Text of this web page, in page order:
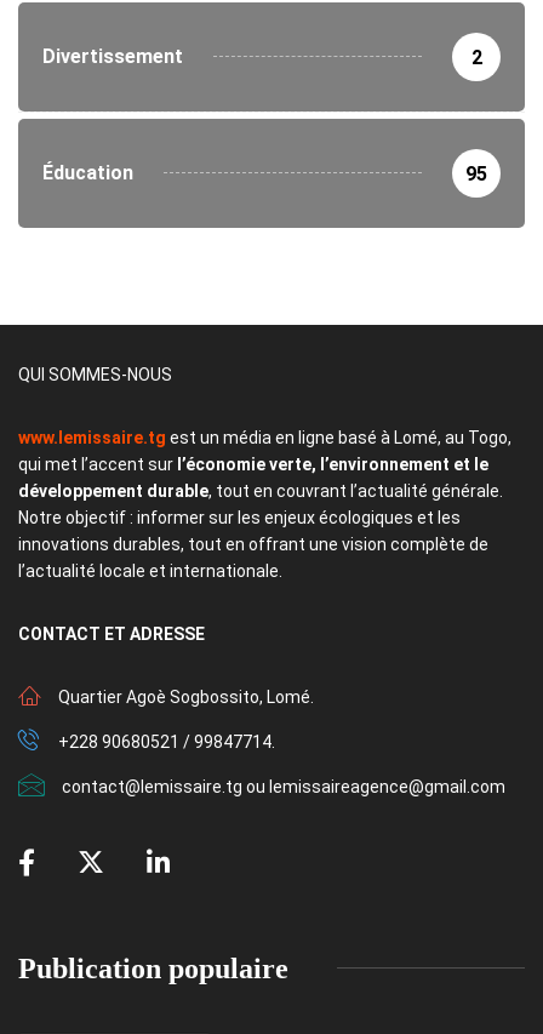
Divertissement 2
Éducation 95
QUI SOMMES-NOUS
www.lemissaire.tg est un média en ligne basé à Lomé, au Togo,
qui met l’accent sur l’économie verte, l’environnement et le
développement durable, tout en couvrant l’actualité générale.
Notre objectif : informer sur les enjeux écologiques et les
innovations durables, tout en offrant une vision complète de
l’actualité locale et internationale.
CONTACT ET ADRESSE
Quartier Agoè Sogbossito, Lomé.
+228 90680521 / 99847714.
contact@lemissaire.tg ou lemissaireagence@gmail.com
Publication populaire